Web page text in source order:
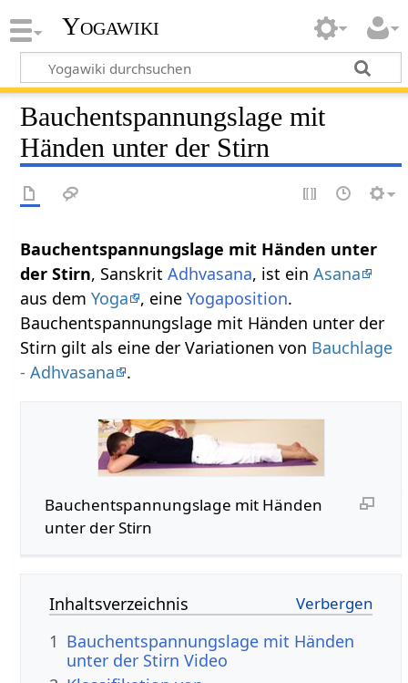
Yogawiki
Bauchentspannungslage mit
Händen unter der Stirn
Bauchentspannungslage mit Händen unter
der Stirn, SanskritAdhvasana, ist einAsana
aus demYoga , eineYogaposition.
Bauchentspannungslage mit Händen unter der
Stirn gilt als eine der Variationen von Bauchlage
- Adhvasana
.
Bauchentspannungslage mit Händen
unter der Stirn
Inhaltsverzeichnis
1 Bauchentspannungslage mit Händen
unter der Stirn Video